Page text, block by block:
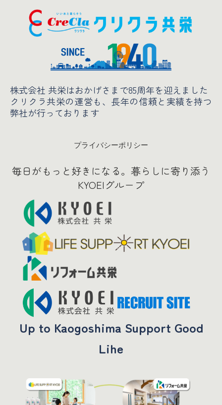
株式会社 共栄はおかげさまで85周年を迎えました
クリクラ共栄の運営も、長年の信頼と実績を持つ
弊社が行っております
プライバシーポリシー
毎日がもっと好きになる。暮らしに寄り添う
KYOEIグループ
Up to Kaogoshima Support Good
Lihe